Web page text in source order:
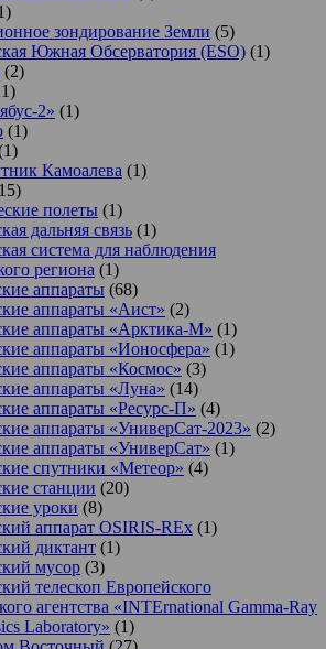
зондирование Земли (5)
Южная Обсерватория (ESO) (1)
(2)
2» (1)
(1)
Камоалева (1)
полеты (1)
дальняя связь (1)
система для наблюдения
региона (1)
аппараты (68)
аппараты «Аист» (2)
аппараты «Арктика-М» (1)
аппараты «Ионосфера» (1)
аппараты «Космос» (3)
аппараты «Луна» (14)
аппараты «Ресурс-П» (4)
аппараты «УниверСат-2023» (2)
аппараты «УниверСат» (1)
спутники «Метеор» (4)
станции (20)
уроки (8)
аппарат OSIRIS-REx (1)
диктант (1)
мусор (3)
телескоп Европейского
агентства «INTErnational Gamma-Ray
Laboratory» (1)